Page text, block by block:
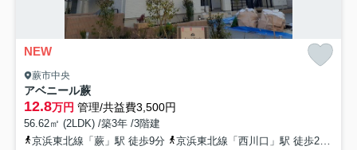
NEW
蕨市中央
アベニール蕨
12.8万円 管理/共益費3,500円
56.62㎡ (2LDK) /築3年 /3階建
京浜東北線「蕨」駅 徒歩9分
京浜東北線「西川口」駅 徒歩21分